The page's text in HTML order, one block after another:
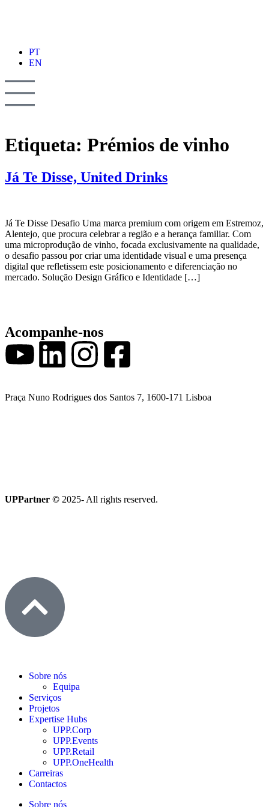
PT
EN
Etiqueta: Prémios de vinho
Já Te Disse, United Drinks
Já Te Disse Desafio Uma marca premium com origem em Estremoz,
Alentejo, que procura celebrar a região e a herança familiar. Com
uma microprodução de vinho, focada exclusivamente na qualidade,
o desafio passou por criar uma identidade visual e uma presença
digital que refletissem este posicionamento e diferenciação no
mercado. Solução Design Gráfico e Identidade […]
Acompanhe-nos
Praça Nuno Rodrigues dos Santos 7, 1600-171 Lisboa
UPPartner © 2025- All rights reserved.
Sobre nós
Equipa
Serviços
Projetos
Expertise Hubs
UPP.Corp
UPP.Events
UPP.Retail
UPP.OneHealth
Carreiras
Contactos
Sobre nós